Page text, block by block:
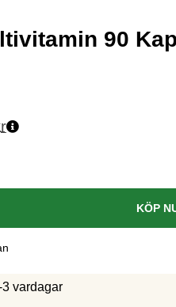
90
Antal betyg 0
KÖP
3 vardagar